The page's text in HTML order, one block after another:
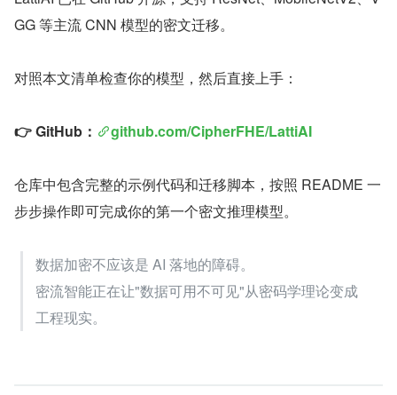
GG 等主流 CNN 模型的密文迁移。
对照本文清单检查你的模型，然后直接上手：
👉 GitHub： github.com/CipherFHE/LattiAI
仓库中包含完整的示例代码和迁移脚本，按照 README 一
步步操作即可完成你的第一个密文推理模型。
数据加密不应该是 AI 落地的障碍。
密流智能正在让"数据可用不可见"从密码学理论变成
工程现实。